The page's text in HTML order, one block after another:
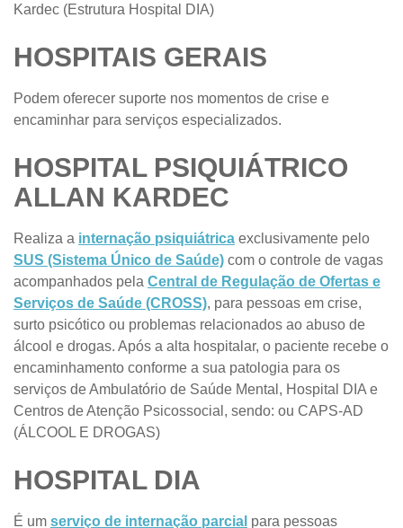
Kardec (Estrutura Hospital DIA)
HOSPITAIS GERAIS
Podem oferecer suporte nos momentos de crise e
encaminhar para serviços especializados.
HOSPITAL PSIQUIÁTRICO
ALLAN KARDEC
Realiza a internação psiquiátrica exclusivamente pelo
SUS (Sistema Único de Saúde) com o controle de vagas
acompanhados pela Central de Regulação de Ofertas e
Serviços de Saúde (CROSS), para pessoas em crise,
surto psicótico ou problemas relacionados ao abuso de
álcool e drogas. Após a alta hospitalar, o paciente recebe o
encaminhamento conforme a sua patologia para os
serviços de Ambulatório de Saúde Mental, Hospital DIA e
Centros de Atenção Psicossocial, sendo: ou CAPS-AD
(ÁLCOOL E DROGAS)
HOSPITAL DIA
É um serviço de internação parcial para pessoas